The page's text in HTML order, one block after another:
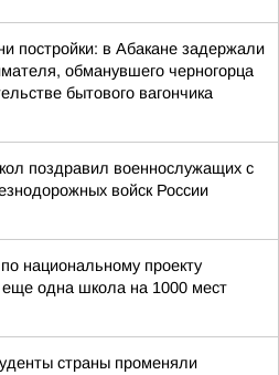
постройки: в Абакане задержали
обманувшего черногорца
бытового вагончика
поздравил военнослужащих с
войск России
национальному проекту
еще одна школа на 1000 мест
страны променяли